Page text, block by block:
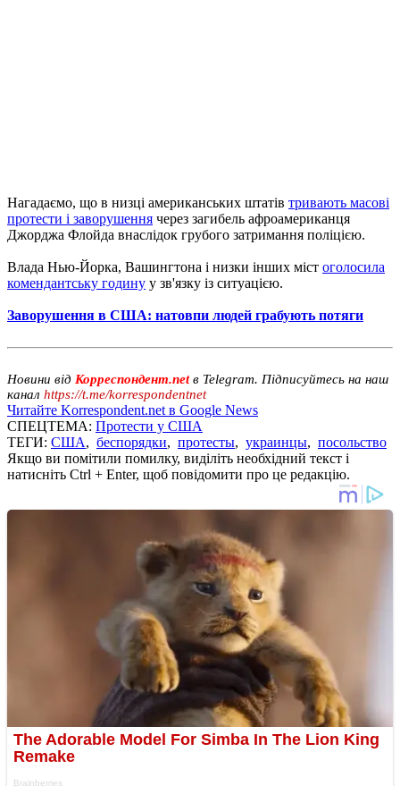
Нагадаємо, що в низці американських штатів тривають масові
протести і заворушення через загибель афроамериканця
Джорджа Флойда внаслідок грубого затримання поліцією.
Влада Нью-Йорка, Вашингтона і низки інших міст оголосила
комендантську годину у зв'язку із ситуацією.
Заворушення в США: натовпи людей грабують потяги
Новини від Корреспондент.net в Telegram. Підписуйтесь на наш
канал https://t.me/korrespondentnet
Читайте Korrespondent.net в Google News
СПЕЦТЕМА: Протести у США
ТЕГИ: США, беспорядки, протесты, украинцы, посольство
Якщо ви помітили помилку, виділіть необхідний текст і
натисніть Ctrl + Enter, щоб повідомити про це редакцію.